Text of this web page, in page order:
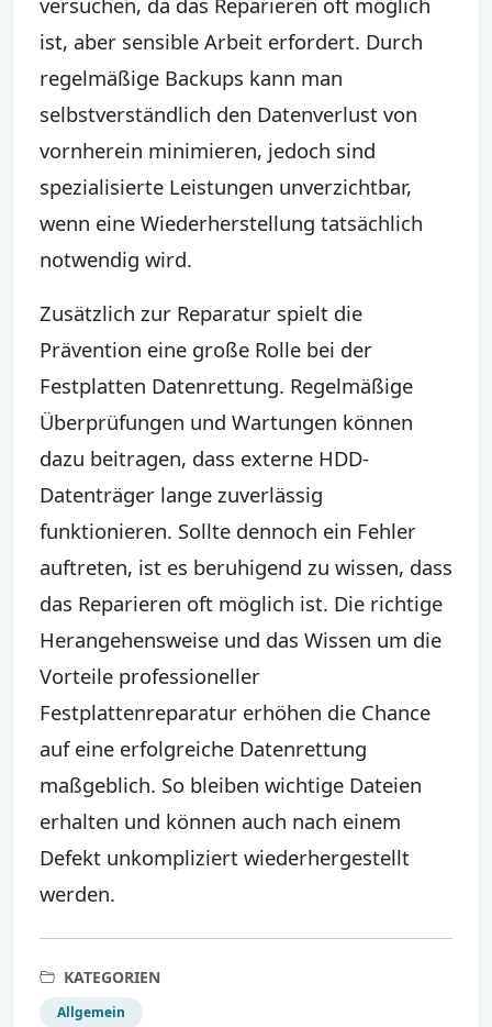
ist, aber sensible Arbeit erfordert. Durch
regelmäßige Backups kann man
selbstverständlich den Datenverlust von
vornherein minimieren, jedoch sind
spezialisierte Leistungen unverzichtbar,
wenn eine Wiederherstellung tatsächlich
notwendig wird.
Zusätzlich zur Reparatur spielt die
Prävention eine große Rolle bei der
Festplatten Datenrettung. Regelmäßige
Überprüfungen und Wartungen können
dazu beitragen, dass externe HDD-
Datenträger lange zuverlässig
funktionieren. Sollte dennoch ein Fehler
auftreten, ist es beruhigend zu wissen, dass
das Reparieren oft möglich ist. Die richtige
Herangehensweise und das Wissen um die
Vorteile professioneller
Festplattenreparatur erhöhen die Chance
auf eine erfolgreiche Datenrettung
maßgeblich. So bleiben wichtige Dateien
erhalten und können auch nach einem
Defekt unkompliziert wiederhergestellt
werden.
KATEGORIEN
Allgemein